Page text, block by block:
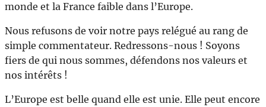
monde et la France faible dans l’Europe.
Nous refusons de voir notre pays relégué au rang de
simple commentateur. Redressons-nous ! Soyons
fiers de qui nous sommes, défendons nos valeurs et
nos intérêts !
L’Europe est belle quand elle est unie. Elle peut encore